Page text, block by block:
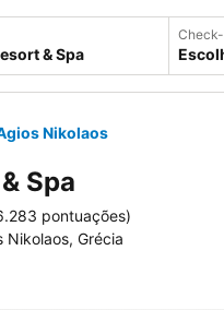
Nikolaos
Spa
pontuações)
Nikolaos, Grécia